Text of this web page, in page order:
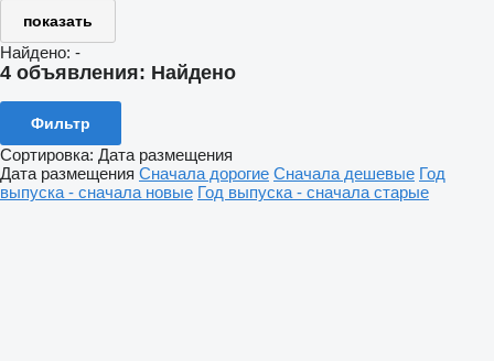
показать
Найдено: -
4 объявления: Найдено
Фильтр
Сортировка: Дата размещения
Дата размещения Сначала дорогие Сначала дешевые Год
выпуска - сначала новые Год выпуска - сначала старые